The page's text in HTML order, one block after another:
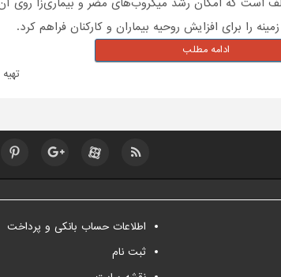
را برای افزایش روحیه بیماران و کارکنان فراهم کرد.
ادامه مطلب
اطلاعات حساب بانکی و پرداخت
ثبت نام